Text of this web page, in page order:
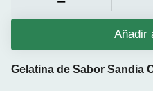
Añadir
Gelatina de Sabor Sandia